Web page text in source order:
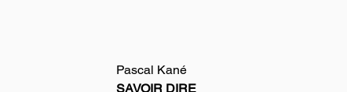
Pascal Kané
SAVOIR DIRE